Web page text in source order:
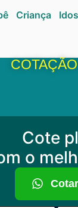
Criança
Cote
o